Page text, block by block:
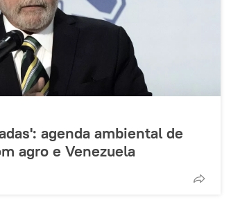
agenda ambiental de
agro e Venezuela